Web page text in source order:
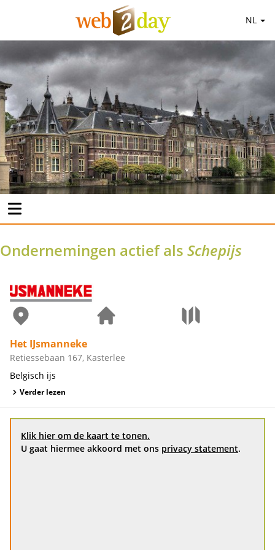
NL
Ondernemingen actief als Schepijs
Het IJsmanneke
Retiessebaan 167, Kasterlee
Belgisch ijs
Verder lezen
Klik hier om de kaart te tonen.
U gaat hiermee akkoord met ons privacy statement.